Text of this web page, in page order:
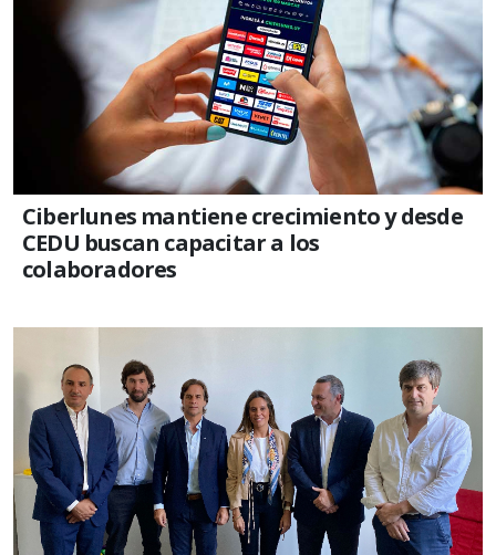
Ciberlunes mantiene crecimiento y desde
CEDU buscan capacitar a los
colaboradores